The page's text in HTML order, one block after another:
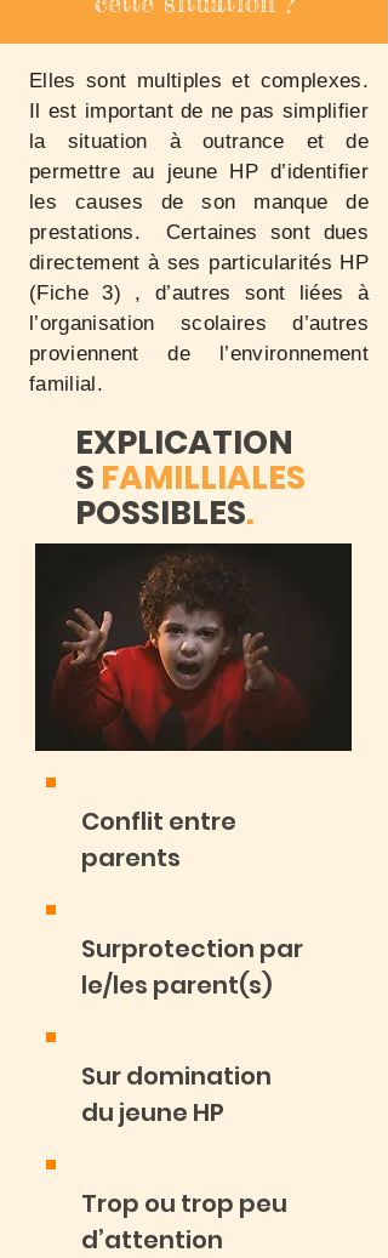
Elles sont multiples et complexes.
Il est important de ne pas simplifier
la situation à outrance et de
permettre au jeune HP d’identifier
les causes de son manque de
prestations. Certaines sont dues
directement à ses particularités HP
(Fiche 3) , d’autres sont liées à
l’organisation scolaires d’autres
proviennent de l’environnement
familial.
EXPLICATION
S FAMILLIALES
POSSIBLES.
Conflit entre
parents
Surprotection par
le/les parent(s)
Sur domination
du jeune HP
Trop ou trop peu
d’attention